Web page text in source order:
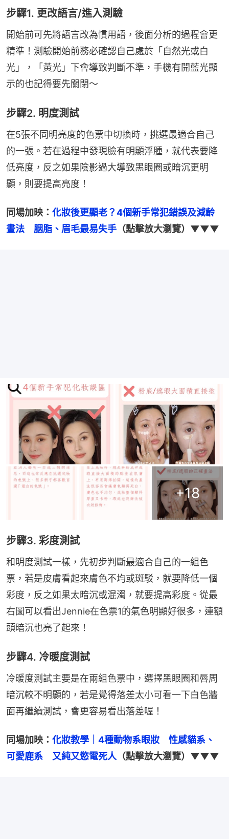
步驟1. 更改語言/進入測驗
開始前可先將語言改為慣用語，後面分析的過程會更
精準！測驗開始前務必確認自己處於「自然光或白
光」，「黃光」下會導致判斷不準，手機有開藍光顯
示的也記得要先關閉～
步驟2. 明度測試
在5張不同明亮度的色票中切換時，挑選最適合自己
的一張。若在過程中發現臉有明顯浮腫，就代表要降
低亮度，反之如果陰影過大導致黑眼圈或暗沉更明
顯，則要提高亮度！
同場加映： 化妝後更顯老？4個新手常犯錯誤及減齡
畫法　胭脂、眉毛最易失手 （點擊放大瀏覽）▼▼▼
+18
步驟3. 彩度測試
和明度測試一樣，先初步判斷最適合自己的一組色
票，若是皮膚看起來膚色不均或斑駁，就要降低一個
彩度，反之如果太暗沉或混濁，就要提高彩度。從最
右圖可以看出Jennie在色票1的氣色明顯好很多，連額
頭暗沉也亮了起來！
步驟4. 冷暖度測試
冷暖度測試主要是在兩組色票中，選擇黑眼圈和唇周
暗沉較不明顯的，若是覺得落差太小可看一下白色牆
面再繼續測試，會更容易看出落差喔！
同場加映： 化妝教學｜4種動物系眼妝　性感貓系、
可愛鹿系　又純又慾電死人（點擊放大瀏覽）▼▼▼